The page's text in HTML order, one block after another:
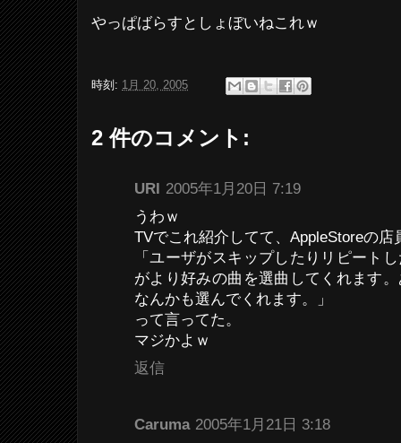
やっぱばらすとしょぼいねこれｗ
時刻: 1月 20, 2005
2 件のコメント:
URI 2005年1月20日 7:19
うわｗ
TVでこれ紹介してて、AppleStoreの店
「ユーザがスキップしたりリピート
がより好みの曲を選曲してくれます
なんかも選んでくれます。」
って言ってた。
マジかよｗ
返信
Caruma 2005年1月21日 3:18